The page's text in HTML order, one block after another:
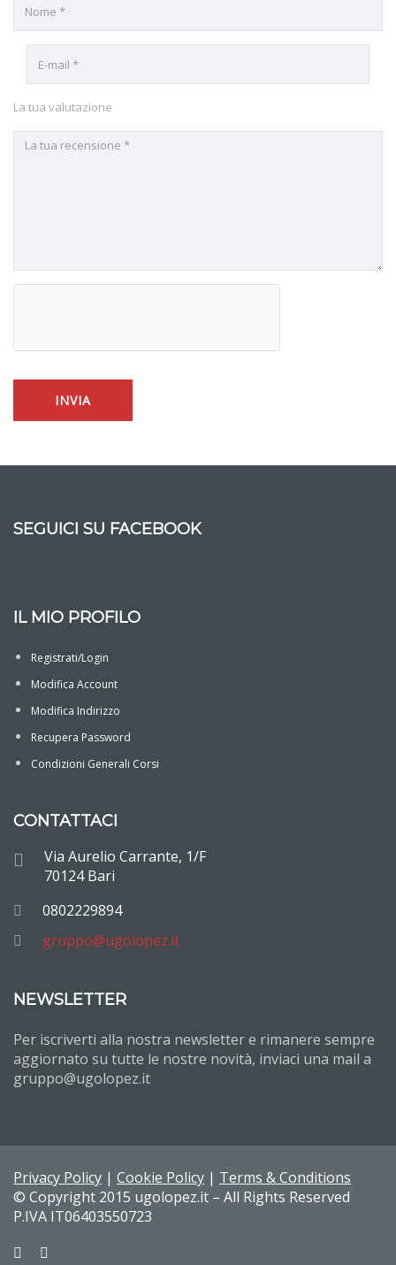
La tua valutazione
SEGUICI SU FACEBOOK
IL MIO PROFILO
Registrati/Login
Modifica Account
Modifica Indirizzo
Recupera Password
Condizioni Generali Corsi
CONTATTACI
Via Aurelio Carrante, 1/F
70124 Bari
0802229894
gruppo@ugolopez.it
NEWSLETTER
Per iscriverti alla nostra newsletter e rimanere sempre
aggiornato su tutte le nostre novità, inviaci una mail a
gruppo@ugolopez.it
Privacy Policy | Cookie Policy | Terms & Conditions
© Copyright 2015 ugolopez.it – All Rights Reserved
P.IVA IT06403550723